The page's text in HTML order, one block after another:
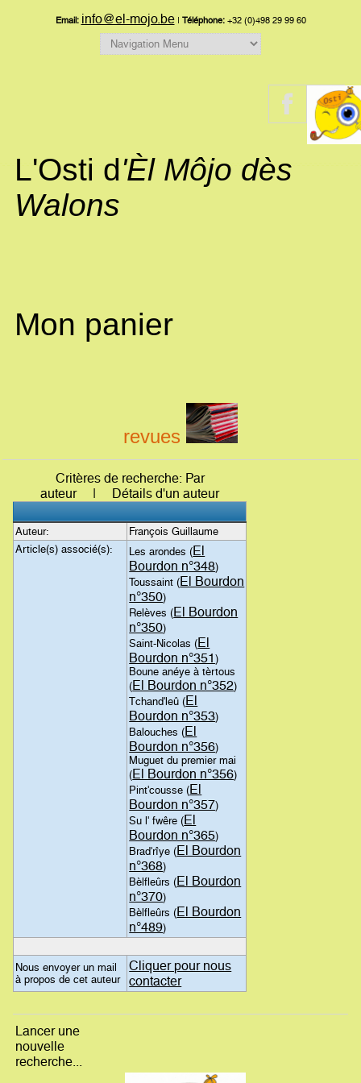
Email: info@el-mojo.be| Téléphone:+32 (0)498 29 99 60
L'Osti d'Èl Môjo dès
Walons
Mon panier
revues
Critères de recherche: Par
auteur | Détails d'un auteur
Auteur:
François Guillaume
Article(s) associé(s):
Les arondes (El
Bourdon n°348)
Toussaint (El Bourdon
n°350)
Relèves (El Bourdon
n°350)
Saint-Nicolas (El
Bourdon n°351)
Boune anéye à tèrtous
(El Bourdon n°352)
Tchand'leû (El
Bourdon n°353)
Balouches (El
Bourdon n°356)
Muguet du premier mai
(El Bourdon n°356)
Pint'cousse (El
Bourdon n°357)
Su l' fwêre (El
Bourdon n°365)
Brad'rîye (El Bourdon
n°368)
Bèlfleûrs (El Bourdon
n°370)
Bèlfleûrs (El Bourdon
n°489)
Nous envoyer un mail
à propos de cet auteur
Cliquer pour nous
contacter
Lancer une
nouvelle
recherche...